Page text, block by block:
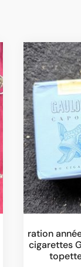
ration
cigarettes